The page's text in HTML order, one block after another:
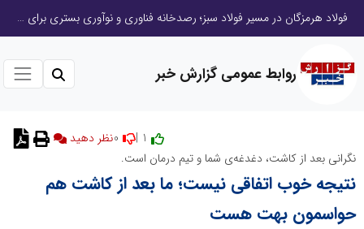
فولاد هرمزگان در مسیر فولاد سبز؛ رصدخانه فناوری و نوآوری بستری برای تحول صنعت
روابط عمومی گزارش خبر
نظر دهید
نگرانی بعد از کاشت، دغدغه‌ی شما و تیم درمان است.
نتیجه خوب اتفاقی نیست؛ ما بعد از کاشت هم
حواسمون بهت هست